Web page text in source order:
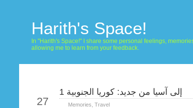
Harith's Space!
In "Harith's Space!" I share some personal feelings,
allowing me to learn from your feedback.
27
إلى آسيا من جديد: كوريا الجنوبية 1
Memories Travel